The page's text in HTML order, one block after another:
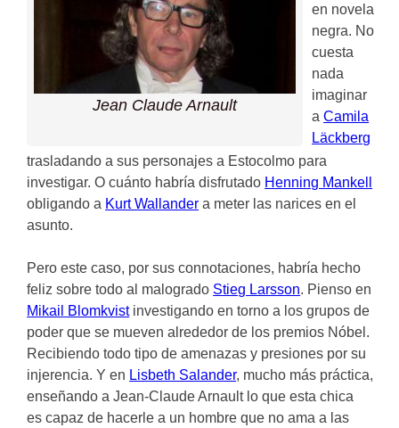
Jean Claude Arnault
en novela
negra. No
cuesta
nada
imaginar
aCamila
Läckberg
trasladando a sus personajes a Estocolmo para
investigar. O cuánto habría disfrutado Henning Mankell
obligando a Kurt Wallander a meter las narices en el
asunto.
Pero este caso, por sus connotaciones, habría hecho
feliz sobre todo al malogrado Stieg Larsson. Pienso en
Mikail Blomkvistinvestigando en torno a los grupos de
poder que se mueven alrededor de los premios Nóbel.
Recibiendo todo tipo de amenazas y presiones por su
injerencia. Y en Lisbeth Salander, mucho más práctica,
enseñando a Jean-Claude Arnault lo que esta chica
es capaz de hacerle a un hombre que no ama a las